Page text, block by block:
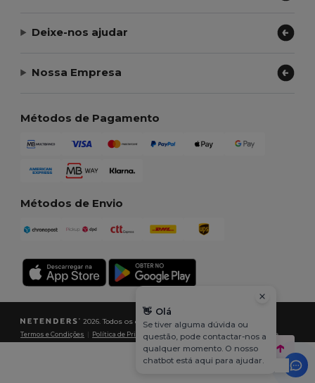
Deixe-nos ajudar
Nossa Empresa
Métodos de Pagamento
Métodos de Envio
2026. Todos os direitos reservados
Termos e Condições Política de Privacidade|Política de cookies| Mapa do Site
👋 Olá
Se tiver alguma dúvida ou
questão, pode contactar-nos a
qualquer momento. O nosso
chatbot está aqui para ajudar.